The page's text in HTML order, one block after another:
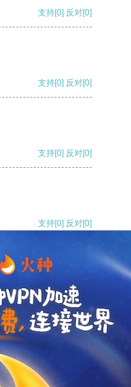
支持[0] 反对[0]
支持[0] 反对[0]
支持[0] 反对[0]
支持[0] 反对[0]
支持[0] 反对
支持